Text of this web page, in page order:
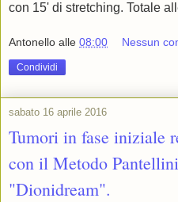
con 15' di stretching. Totale
Antonello alle 08:00 Nessun
Condividi
sabato 16 aprile 2016
Tumori in fase iniziale
con il Metodo
"Dionidream".